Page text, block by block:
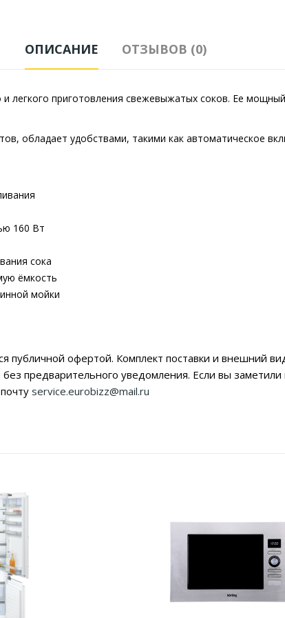
ОПИСАНИЕ ОТЗЫВОВ (0)
легкого приготовления свежевыжатых соков. Ее
обладает удобствами, такими как автоматическое
160 Вт
сока
ёмкость
мойки
публичной офертой. Комплект поставки и внешний
предварительного уведомления. Если вы
service.eurobizz@mail.ru